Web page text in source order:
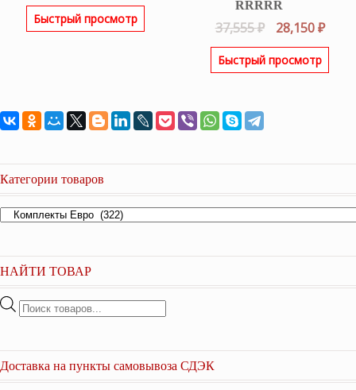
Быстрый просмотр Оценка5.00
из 5
37,555₽
цена
составляла
28,150₽
Быстрый просмотр
Категории товаров
НАЙТИ ТОВАР
Поиск
Доставка на пункты самовывоза СДЭК